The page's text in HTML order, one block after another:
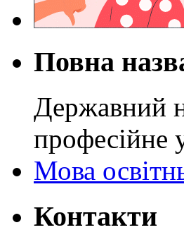
Повна
Державний
професійне
Мова
Контакти